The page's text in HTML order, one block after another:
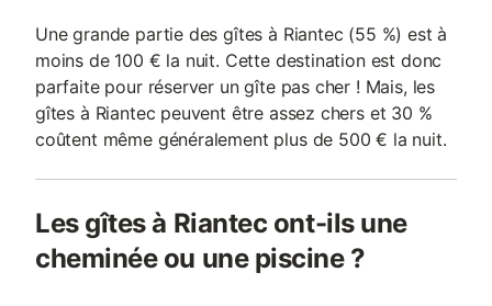
Une grande partie des gîtes à Riantec (55 %) est à
moins de 100 € la nuit. Cette destination est donc
parfaite pour réserver un gîte pas cher ! Mais, les
gîtes à Riantec peuvent être assez chers et 30 %
coûtent même généralement plus de 500 € la nuit.
Les gîtes à Riantec ont-ils une
cheminée ou une piscine ?